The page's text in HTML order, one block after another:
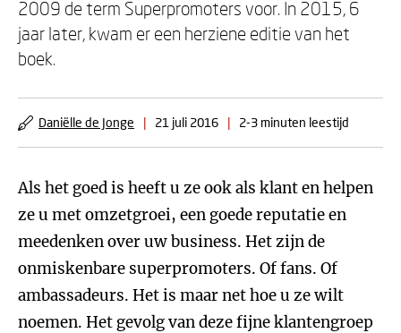
2009 de term Superpromoters voor. In 2015, 6
jaar later, kwam er een herziene editie van het
boek.
Daniëlle de Jonge | 21 juli 2016 | 2-3 minuten leestijd
Als het goed is heeft u ze ook als klant en helpen
ze u met omzetgroei, een goede reputatie en
meedenken over uw business. Het zijn de
onmiskenbare superpromoters. Of fans. Of
ambassadeurs. Het is maar net hoe u ze wilt
noemen. Het gevolg van deze fijne klantengroep